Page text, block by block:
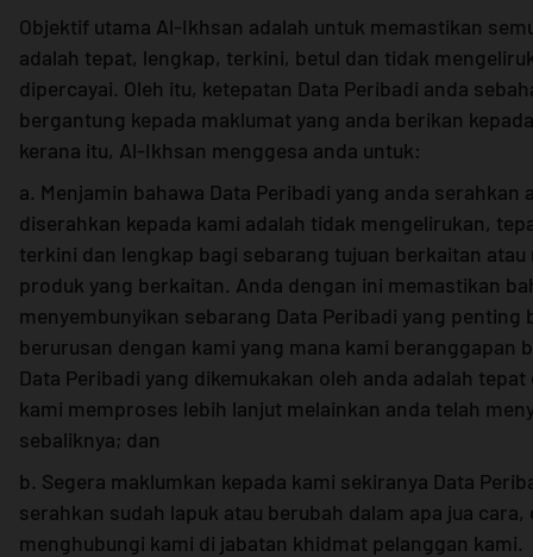
Objektif utama Al-Ikhsan adalah untuk memastikan
adalah tepat, lengkap, terkini, betul dan tidak
dipercayai. Oleh itu, ketepatan Data Peribadi anda
bergantung kepada maklumat yang anda berikan
kerana itu, Al-Ikhsan menggesa anda untuk:
a. Menjamin bahawa Data Peribadi yang anda serahkan
diserahkan kepada kami adalah tidak mengelirukan,
terkini dan lengkap bagi sebarang tujuan berkaitan
produk yang berkaitan. Anda dengan ini memastikan
menyembunyikan sebarang Data Peribadi yang penting
berurusan dengan kami yang mana kami beranggapan
Data Peribadi yang dikemukakan oleh anda adalah
kami memproses lebih lanjut melainkan anda telah
sebaliknya; dan
b. Segera maklumkan kepada kami sekiranya Data
serahkan sudah lapuk atau berubah dalam apa jua cara,
menghubungi kami di jabatan khidmat pelanggan kami.